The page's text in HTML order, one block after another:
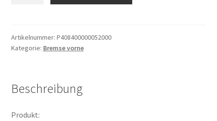
Artikelnummer: P408400000052000
Kategorie: Bremse vorne
Beschreibung
Produkt: